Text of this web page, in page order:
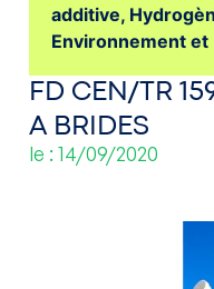
additive,
Environnement
FD CEN/TR
A BRIDES
le : 14/09/2020